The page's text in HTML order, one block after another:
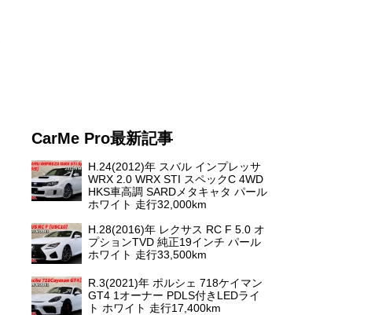
CarMe Pro最新記事
H.24(2012)年 スバル インプレッサ
WRX 2.0 WRX STI スペックC 4WD
HKS車高調 SARDメタキャタ パール
ホワイト 走行32,000km
H.28(2016)年 レクサス RC F 5.0 オ
プションTVD 純正19インチ パール
ホワイト 走行33,500km
R.3(2021)年 ポルシェ 718ケイマン
GT4 1オーナー PDLS付きLEDライ
ト ホワイト 走行17,400km